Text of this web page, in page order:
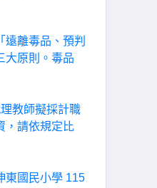
遠離毒品、預判
大原則。毒品
教師擬採計職
，請依規定比
東國民小學 115